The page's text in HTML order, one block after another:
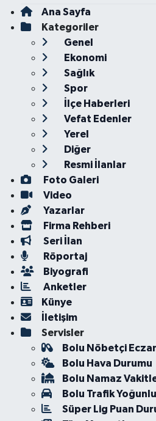
Ana Sayfa
Kategoriler
Genel
Ekonomi
Sağlık
Spor
İlçe Haberleri
Vefat Edenler
Yerel
Diğer
Resmi İlanlar
Foto Galeri
Video
Yazarlar
Firma Rehberi
Seri İlan
Röportaj
Biyografi
Anketler
Künye
İletişim
Servisler
Bolu Nöbetçi
Bolu Hava Durumu
Bolu Namaz
Bolu Trafik
Süper Lig Puan